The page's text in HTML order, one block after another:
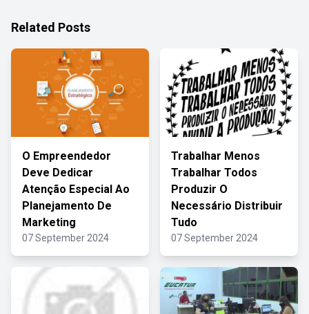
Related Posts
O Empreendedor
Deve Dedicar
Atenção Especial Ao
Planejamento De
Marketing
07 September 2024
Trabalhar Menos
Trabalhar Todos
Produzir O
Necessário Distribuir
Tudo
07 September 2024